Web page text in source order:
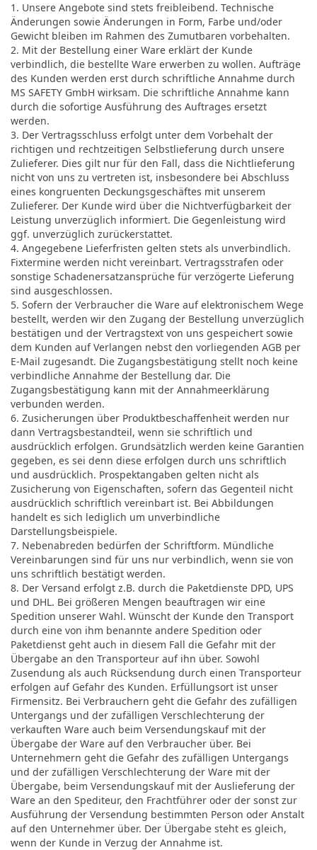
1. Unsere Angebote sind stets freibleibend. Technische
Änderungen sowie Änderungen in Form, Farbe und/oder
Gewicht bleiben im Rahmen des Zumutbaren vorbehalten.
2. Mit der Bestellung einer Ware erklärt der Kunde
verbindlich, die bestellte Ware erwerben zu wollen. Aufträge
des Kunden werden erst durch schriftliche Annahme durch
MS SAFETY GmbH wirksam. Die schriftliche Annahme kann
durch die sofortige Ausführung des Auftrages ersetzt
werden.
3. Der Vertragsschluss erfolgt unter dem Vorbehalt der
richtigen und rechtzeitigen Selbstlieferung durch unsere
Zulieferer. Dies gilt nur für den Fall, dass die Nichtlieferung
nicht von uns zu vertreten ist, insbesondere bei Abschluss
eines kongruenten Deckungsgeschäftes mit unserem
Zulieferer. Der Kunde wird über die Nichtverfügbarkeit der
Leistung unverzüglich informiert. Die Gegenleistung wird
ggf. unverzüglich zurückerstattet.
4. Angegebene Lieferfristen gelten stets als unverbindlich.
Fixtermine werden nicht vereinbart. Vertragsstrafen oder
sonstige Schadenersatzansprüche für verzögerte Lieferung
sind ausgeschlossen.
5. Sofern der Verbraucher die Ware auf elektronischem Wege
bestellt, werden wir den Zugang der Bestellung unverzüglich
bestätigen und der Vertragstext von uns gespeichert sowie
dem Kunden auf Verlangen nebst den vorliegenden AGB per
E-Mail zugesandt. Die Zugangsbestätigung stellt noch keine
verbindliche Annahme der Bestellung dar. Die
Zugangsbestätigung kann mit der Annahmeerklärung
verbunden werden.
6. Zusicherungen über Produktbeschaffenheit werden nur
dann Vertragsbestandteil, wenn sie schriftlich und
ausdrücklich erfolgen. Grundsätzlich werden keine Garantien
gegeben, es sei denn diese erfolgen durch uns schriftlich
und ausdrücklich. Prospektangaben gelten nicht als
Zusicherung von Eigenschaften, sofern das Gegenteil nicht
ausdrücklich schriftlich vereinbart ist. Bei Abbildungen
handelt es sich lediglich um unverbindliche
Darstellungsbeispiele.
7. Nebenabreden bedürfen der Schriftform. Mündliche
Vereinbarungen sind für uns nur verbindlich, wenn sie von
uns schriftlich bestätigt werden.
8. Der Versand erfolgt z.B. durch die Paketdienste DPD, UPS
und DHL. Bei größeren Mengen beauftragen wir eine
Spedition unserer Wahl. Wünscht der Kunde den Transport
durch eine von ihm benannte andere Spedition oder
Paketdienst geht auch in diesem Fall die Gefahr mit der
Übergabe an den Transporteur auf ihn über. Sowohl
Zusendung als auch Rücksendung durch einen Transporteur
erfolgen auf Gefahr des Kunden. Erfüllungsort ist unser
Firmensitz. Bei Verbrauchern geht die Gefahr des zufälligen
Untergangs und der zufälligen Verschlechterung der
verkauften Ware auch beim Versendungskauf mit der
Übergabe der Ware auf den Verbraucher über. Bei
Unternehmern geht die Gefahr des zufälligen Untergangs
und der zufälligen Verschlechterung der Ware mit der
Übergabe, beim Versendungskauf mit der Auslieferung der
Ware an den Spediteur, den Frachtführer oder der sonst zur
Ausführung der Versendung bestimmten Person oder Anstalt
auf den Unternehmer über. Der Übergabe steht es gleich,
wenn der Kunde in Verzug der Annahme ist.